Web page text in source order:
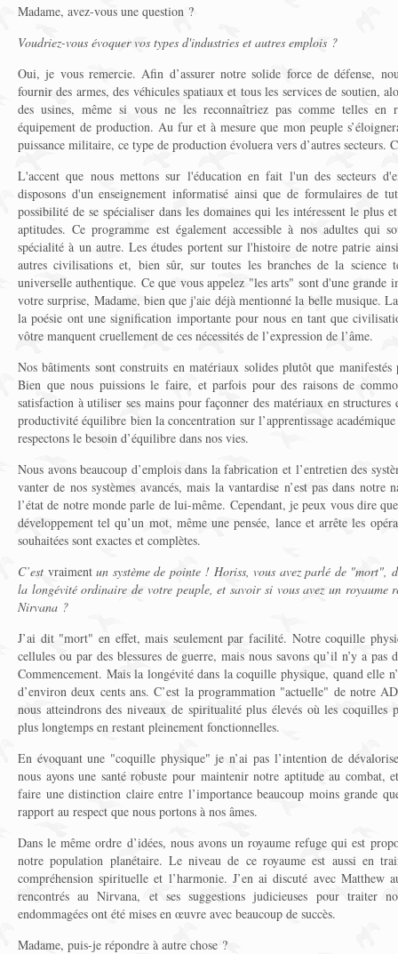
Madame, avez-vous une question ?
Voudriez-vous évoquer vos types d'industries et autres emplois ?
Oui, je vous remercie. Afin d’assurer notre solide force de défense,
fournir des armes, des véhicules spatiaux et tous les services de soutien,
des usines, même si vous ne les reconnaîtriez pas comme telles
équipement de production. Au fur et à mesure que mon peuple
puissance militaire, ce type de production évoluera vers d’autres secteurs.
L'accent que nous mettons sur l'éducation en fait l'un des secteurs
disposons d'un enseignement informatisé ainsi que de formulaires de
possibilité de se spécialiser dans les domaines qui les intéressent le plus
aptitudes. Ce programme est également accessible à nos adultes qui
spécialité à un autre. Les études portent sur l'histoire de notre patrie
autres civilisations et, bien sûr, sur toutes les branches de la science
universelle authentique. Ce que vous appelez "les arts" sont d'une grande
votre surprise, Madame, bien que j'aie déjà mentionné la belle musique.
la poésie ont une signification importante pour nous en tant que
vôtre manquent cruellement de ces nécessités de l’expression de l’âme.
Nos bâtiments sont construits en matériaux solides plutôt que
Bien que nous puissions le faire, et parfois pour des raisons de
satisfaction à utiliser ses mains pour façonner des matériaux en
productivité équilibre bien la concentration sur l’apprentissage
respectons le besoin d’équilibre dans nos vies.
Nous avons beaucoup d’emplois dans la fabrication et l’entretien des
vanter de nos systèmes avancés, mais la vantardise n’est pas dans notre
l’état de notre monde parle de lui-même. Cependant, je peux vous dire
développement tel qu’un mot, même une pensée, lance et arrête les
souhaitées sont exactes et complètes.
C’est vraimentun système de pointe ! Horiss, vous avez parlé de "mort",
la longévité ordinaire de votre peuple, et savoir si vous avez un royaume
Nirvana ?
J’ai dit "mort" en effet, mais seulement par facilité. Notre coquille
cellules ou par des blessures de guerre, mais nous savons qu’il n’y a
Commencement. Mais la longévité dans la coquille physique, quand elle
d’environ deux cents ans. C’est la programmation "actuelle" de notre
nous atteindrons des niveaux de spiritualité plus élevés où les coquilles
plus longtemps en restant pleinement fonctionnelles.
En évoquant une "coquille physique" je n’ai pas l’intention de
nous ayons une santé robuste pour maintenir notre aptitude au
faire une distinction claire entre l’importance beaucoup moins grande
rapport au respect que nous portons à nos âmes.
Dans le même ordre d’idées, nous avons un royaume refuge qui est
notre population planétaire. Le niveau de ce royaume est aussi en
compréhension spirituelle et l’harmonie. J’en ai discuté avec Matthew
rencontrés au Nirvana, et ses suggestions judicieuses pour traiter
endommagées ont été mises en œuvre avec beaucoup de succès.
Madame, puis-je répondre à autre chose ?